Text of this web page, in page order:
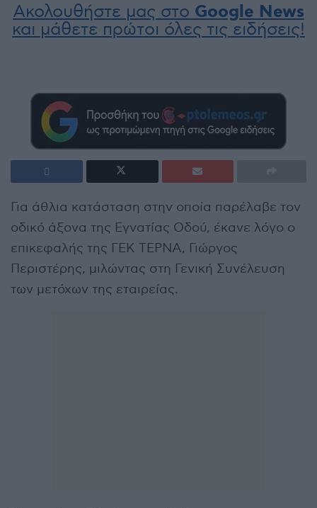
Ακολουθήστε μας στο Google News
και μάθετε πρώτοι όλες τις ειδήσεις!
Για άθλια κατάσταση στην οποία παρέλαβε τον
οδικό άξονα της Εγνατίας Οδού, έκανε λόγο ο
επικεφαλής της ΓΕΚ ΤΕΡΝΑ, Γιώργος
Περιστέρης, μιλώντας στη Γενική Συνέλευση
των μετόχων της εταιρείας.